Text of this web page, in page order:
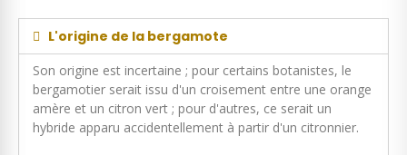
L'origine de la bergamote
Son origine est incertaine ; pour certains botanistes, le
bergamotier serait issu d'un croisement entre une orange
amère et un citron vert ; pour d'autres, ce serait un
hybride apparu accidentellement à partir d'un citronnier.